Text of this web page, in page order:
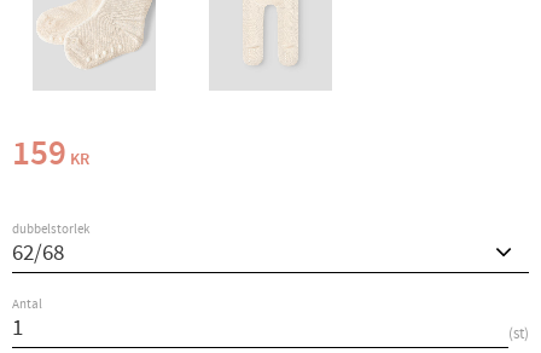
159 KR
dubbelstorlek
Antal
st